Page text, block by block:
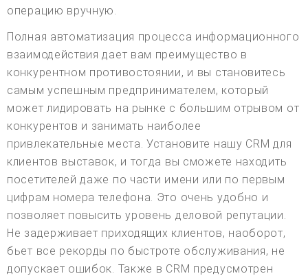
операцию вручную.
Полная автоматизация процесса информационного
взаимодействия дает вам преимущество в
конкурентном противостоянии, и вы становитесь
самым успешным предпринимателем, который
может лидировать на рынке с большим отрывом от
конкурентов и занимать наиболее
привлекательные места. Установите нашу CRM для
клиентов выставок, и тогда вы сможете находить
посетителей даже по части имени или по первым
цифрам номера телефона. Это очень удобно и
позволяет повысить уровень деловой репутации.
Не задерживает приходящих клиентов, наоборот,
бьет все рекорды по быстроте обслуживания, не
допускает ошибок. Также в CRM предусмотрен